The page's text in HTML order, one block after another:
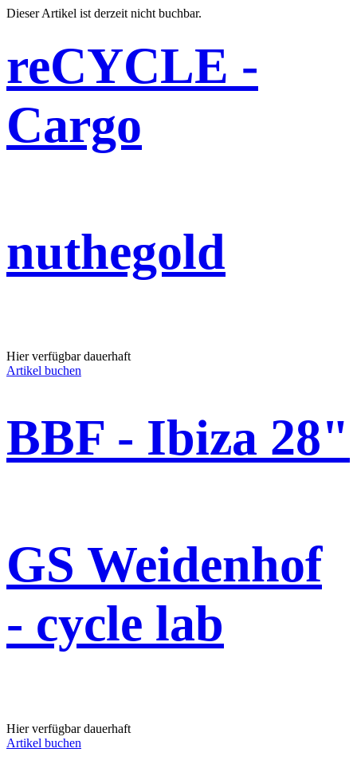
Dieser Artikel ist derzeit nicht buchbar.
reCYCLE -
Cargo
nuthegold
Hier verfügbar dauerhaft
Artikel buchen
BBF - Ibiza 28"
GS Weidenhof
- cycle lab
Hier verfügbar dauerhaft
Artikel buchen